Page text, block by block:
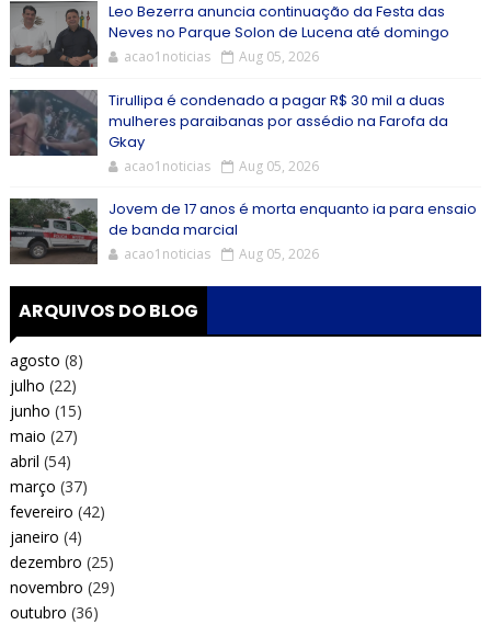
Leo Bezerra anuncia continuação da Festa das
Neves no Parque Solon de Lucena até domingo
acao1noticias Aug 05, 2026
Tirullipa é condenado a pagar R$ 30 mil a duas
mulheres paraibanas por assédio na Farofa da
Gkay
acao1noticias Aug 05, 2026
Jovem de 17 anos é morta enquanto ia para ensaio
de banda marcial
acao1noticias Aug 05, 2026
ARQUIVOS DO BLOG
agosto (8)
julho (22)
junho (15)
maio (27)
abril (54)
março (37)
fevereiro (42)
janeiro (4)
dezembro (25)
novembro (29)
outubro (36)